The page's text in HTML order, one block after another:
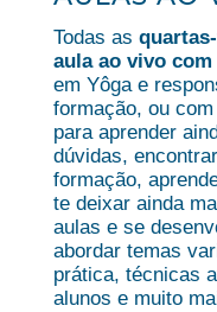
Todas as
aula ao vivo
em Yôga e
formação, ou
para aprender
dúvidas,
formação,
te deixar ainda
aulas e se
abordar temas
prática, técnicas
alunos e muito